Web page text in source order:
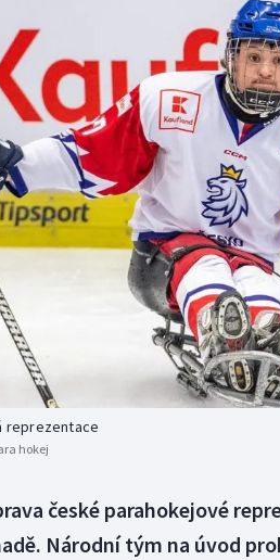
Dostihy
Florbal
Futsal
Golf
Gymnastika
reprezentace
hokej
české parahokejové
Národní tým na úvod